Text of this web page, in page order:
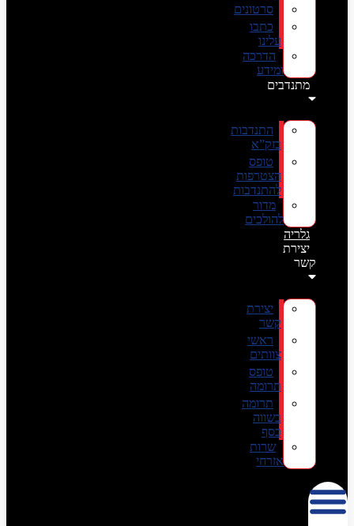
סרטונים
כתבו
עלינו
הדרכה
ומידע
מתנדבים
התנדבות
בזק”א
טופס
הצטרפות
להתנדבות
מדור
להולכים
גלריה
יצירת
קשר
יצירת
קשר
ראשי
צוותים
טופס
תרומה
תרומה
בשווה
כסף
שרות
אזרחי